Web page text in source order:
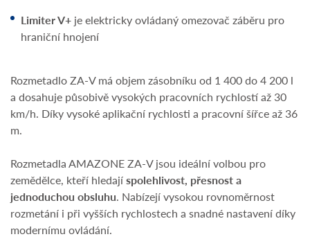
Limiter V+ je elektricky ovládaný omezovač záběru pro
hraniční hnojení
Rozmetadlo ZA-V má objem zásobníku od 1 400 do 4 200 l
a dosahuje působivě vysokých pracovních rychlostí až 30
km/h. Díky vysoké aplikační rychlosti a pracovní šířce až 36
m.
Rozmetadla AMAZONE ZA-V jsou ideální volbou pro
zemědělce, kteří hledajíspolehlivost, přesnost a
jednoduchou obsluhu. Nabízejí vysokou rovnoměrnost
rozmetání i při vyšších rychlostech a snadné nastavení díky
modernímu ovládání.